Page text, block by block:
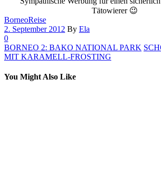
Tätowierer 😉
BorneoReise
2. September 2012 By Ela
0
BORNEO 2: BAKO NATIONAL PARK
MIT KARAMELL-FROSTING
You Might Also Like